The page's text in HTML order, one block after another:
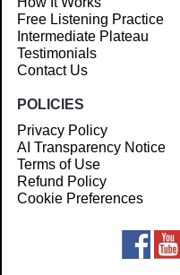
Free Listening Practice
Intermediate Plateau
Testimonials
Contact Us
POLICIES
Privacy Policy
AI Transparency Notice
Terms of Use
Refund Policy
Cookie Preferences